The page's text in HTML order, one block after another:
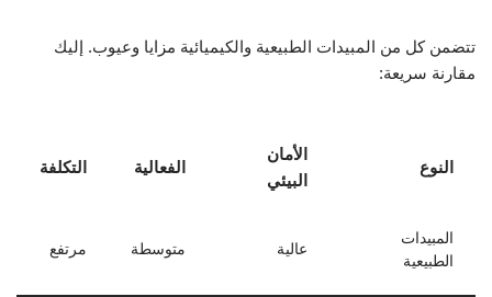
تتضمن كل من المبيدات الطبيعية والكيميائية مزايا وعيوب. إليك
مقارنة سريعة:
النوع
الأمان
البيئي
الفعالية التكلفة
المبيدات
الطبيعية
عالية متوسطة مرتفع